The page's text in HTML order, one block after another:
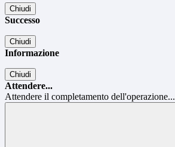
Chiudi
Successo
Chiudi
Informazione
Chiudi
Attendere...
Attendere il completamento dell'operazione...